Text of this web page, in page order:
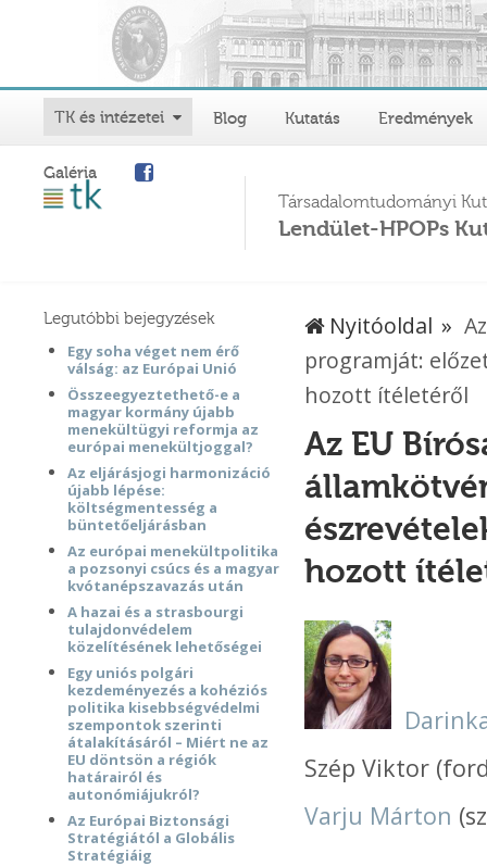
TK és intézetei Blog Kutatás Eredmények
Galéria
Társadalomtudományi
Lendület-HPOPs
Legutóbbi bejegyzések
Egy soha véget nem érő
válság: az Európai Unió
Összeegyeztethető-e a
magyar kormány újabb
menekültügyi reformja az
európai menekültjoggal?
Az eljárásjogi harmonizáció
újabb lépése:
költségmentesség a
büntetőeljárásban
Az európai menekültpolitika
a pozsonyi csúcs és a magyar
kvótanépszavazás után
A hazai és a strasbourgi
tulajdonvédelem
közelítésének lehetőségei
Egy uniós polgári
kezdeményezés a kohéziós
politika kisebbségvédelmi
szempontok szerinti
átalakításáról – Miért ne az
EU döntsön a régiók
határairól és
autonómiájukról?
Az Európai Biztonsági
Stratégiától a Globális
Stratégiáig
Nyitóoldal
programját:
hozott ítéletéről
Az EU
hozott
Szép Viktor
Varju Márton